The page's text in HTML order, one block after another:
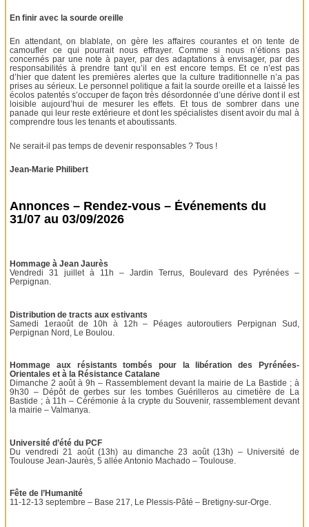
En finir avec la sourde oreille
En attendant, on blablate, on gère les affaires courantes et on tente de
camoufler ce qui pourrait nous effrayer. Comme si nous n’étions pas
concernés par une note à payer, par des adaptations à envisager, par des
responsabilités à prendre tant qu’il en est encore temps. Et ce n’est pas
d’hier que datent les premières alertes que la culture traditionnelle n’a pas
prises au sérieux. Le personnel politique a fait la sourde oreille et a laissé les
écolos patentés s’occuper de façon très désordonnée d’une dérive dont il est
loisible aujourd’hui de mesurer les effets. Et tous de sombrer dans une
panade qui leur reste extérieure et dont les spécialistes disent avoir du mal à
comprendre tous les tenants et aboutissants.
Ne serait-il pas temps de devenir responsables ? Tous !
Jean-Marie Philibert
Annonces – Rendez-vous – Événements du
31/07 au 03/09/2026
Hommage à Jean Jaurès
Vendredi 31 juillet à 11h – Jardin Terrus, Boulevard des Pyrénées –
Perpignan.
Distribution de tracts aux estivants
Samedi 1eraoût de 10h à 12h – Péages autoroutiers Perpignan Sud,
Perpignan Nord, Le Boulou.
Hommage aux résistants tombés pour la libération des Pyrénées-
Orientales et à la Résistance Catalane
Dimanche 2 août à 9h – Rassemblement devant la mairie de La Bastide ; à
9h30 – Dépôt de gerbes sur les tombes Guérilleros au cimetière de La
Bastide ; à 11h – Cérémonie à la crypte du Souvenir, rassemblement devant
la mairie – Valmanya.
Université d’été du PCF
Du vendredi 21 août (13h) au dimanche 23 août (13h) – Université de
Toulouse Jean-Jaurès, 5 allée Antonio Machado – Toulouse.
Fête de l’Humanité
11-12-13 septembre – Base 217, Le Plessis-Pâté – Bretigny-sur-Orge.